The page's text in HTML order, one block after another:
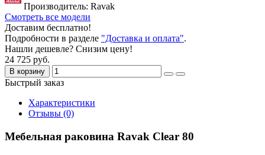
Производитель: Ravak
Смотреть все модели
Доставим бесплатно!
Подробности в разделе "Доставка и оплата".
Нашли дешевле? Снизим цену!
24 725 руб.
В корзину
Быстрый заказ
Характеристики
Отзывы (0)
Мебельная раковина Ravak Clear 80